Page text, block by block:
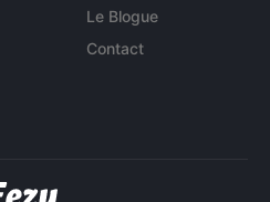
Le Blogue
Contact